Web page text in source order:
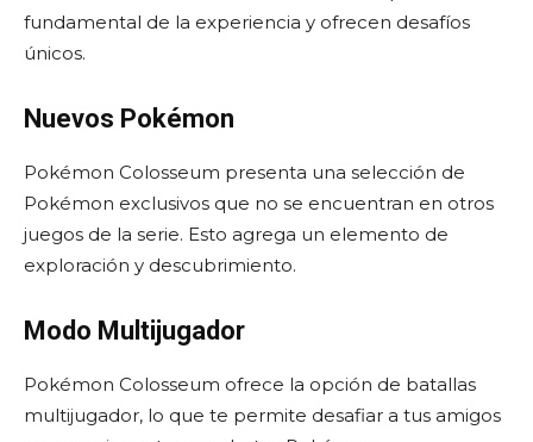
fundamental de la experiencia y ofrecen desafíos
únicos.
Nuevos Pokémon
Pokémon Colosseum presenta una selección de
Pokémon exclusivos que no se encuentran en otros
juegos de la serie. Esto agrega un elemento de
exploración y descubrimiento.
Modo Multijugador
Pokémon Colosseum ofrece la opción de batallas
multijugador, lo que te permite desafiar a tus amigos